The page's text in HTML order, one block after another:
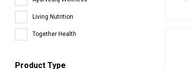
Living Nutrition
Together Health
Product Type